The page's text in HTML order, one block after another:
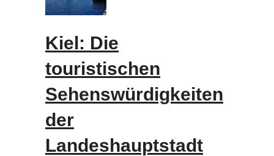
Kiel: Die
touristischen
Sehenswürdigkeiten
der
Landeshauptstadt